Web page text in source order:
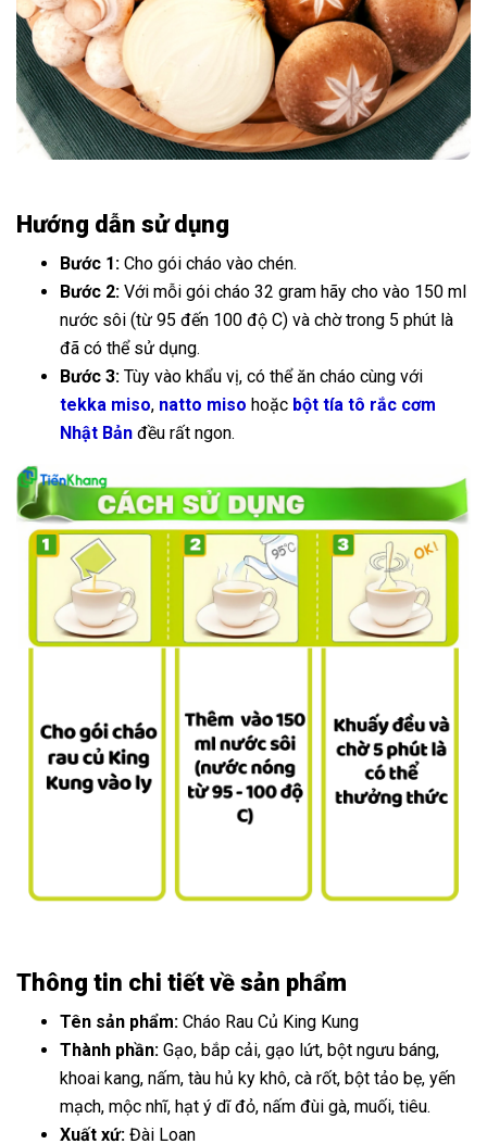
Hướng dẫn sử dụng
Bước 1: Cho gói cháo vào chén.
Bước 2: Với mỗi gói cháo 32 gram hãy cho vào 150 ml
nước sôi (từ 95 đến 100 độ C) và chờ trong 5 phút là
đã có thể sử dụng.
Bước 3: Tùy vào khẩu vị, có thể ăn cháo cùng với
tekka miso, natto miso hoặc bột tía tô rắc cơm
Nhật Bản đều rất ngon.
Thông tin chi tiết về sản phẩm
Tên sản phẩm: Cháo Rau Củ King Kung
Thành phần: Gạo, bắp cải, gạo lứt, bột ngưu báng,
khoai kang, nấm, tàu hủ ky khô, cà rốt, bột tảo bẹ, yến
mạch, mộc nhĩ, hạt ý dĩ đỏ, nấm đùi gà, muối, tiêu.
Xuất xứ: Đài Loan